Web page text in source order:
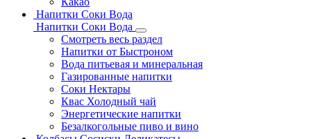
Напитки Соки Вода
Напитки Соки Вода
Смотреть весь раздел
Напитки от Быстроном
Вода питьевая и минеральная
Газированные напитки
Соки Нектары
Квас Холодный чай
Энергетические напитки
Безалкогольные пиво и вино